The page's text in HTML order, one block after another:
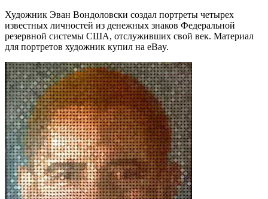
Художник Эван Вондоловски создал портреты четырех
известных личностей из денежных знаков Федеральной
резервной системы США, отслуживших свой век. Материал
для портретов художник купил на eBay.